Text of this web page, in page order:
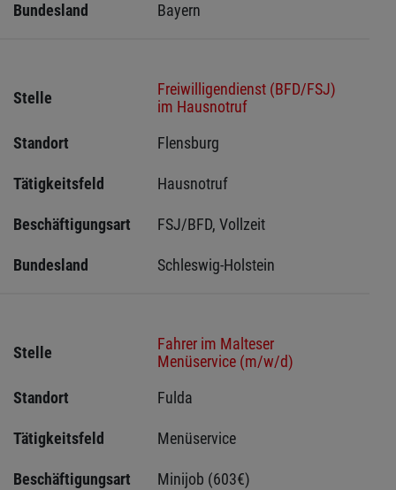
Bundesland Bayern
Stelle
Freiwilligendienst (BFD/FSJ)
im Hausnotruf
Standort
Flensburg
Tätigkeitsfeld Hausnotruf
Beschäftigungsart FSJ/BFD, Vollzeit
Bundesland Schleswig-Holstein
Stelle
Fahrer im Malteser
Menüservice (m/w/d)
Standort
Fulda
Tätigkeitsfeld Menüservice
Beschäftigungsart Minijob (603€)